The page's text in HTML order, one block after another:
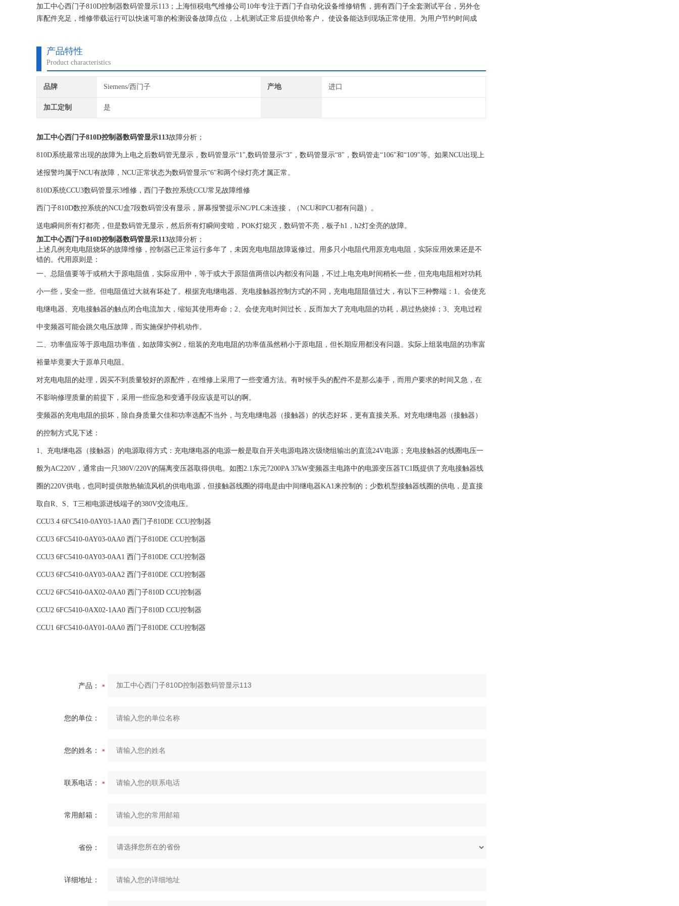
加工中心西门子810D控制器数码管显示113；上海恒税电气维修公司10年专注于西门子自动化设备维修销售，拥有西门子全套测试平台，另外仓
库配件充足，维修带载运行可以快速可靠的检测设备故障点位，上机测试正常后提供给客户， 使设备能达到现场正常使用。为用户节约时间成
产品特性
Product characteristics
品牌 Siemens/西门子 产地 进口
加工定制 是
加工中心西门子810D控制器数码管显示113故障分析；
810D系统最常出现的故障为上电之后数码管无显示，数码管显示“1",数码管显示“3"，数码管显示“8"，数码管走“106"和“109"等。如果NCU出现上
述报警均属于NCU有故障，NCU正常状态为数码管显示“6"和两个绿灯亮才属正常。
810D系统CCU3数码管显示3维修，西门子数控系统CCU常见故障维修
西门子810D数控系统的NCU盒7段数码管没有显示，屏幕报警提示NC/PLC未连接，（NCU和PCU都有问题）。
送电瞬间所有灯都亮，但是数码管无显示，然后所有灯瞬间变暗，POK灯熄灭，数码管不亮，板子h1，h2灯全亮的故障。
加工中心西门子810D控制器数码管显示113故障分析；
上述几例充电电阻烧坏的故障维修， 控制器已正常运行多年了，未因充电电阻故障返修过。用多只小电阻代用原充电电阻，实际应用效果还是不
错的。代用原则是：
一、总阻值要等于或稍大于原电阻值，实际应用中，等于或大于原阻值两倍以内都没有问题，不过上电充电时间稍长一些，但充电电阻相对功耗
小一些，安全一些。但电阻值过大就有坏处了。根据充电继电器、充电接触器控制方式的不同，充电电阻阻值过大，有以下三种弊端：1、会使充
电继电器、充电接触器的触点闭合电流加大，缩短其使用寿命；2、会使充电时间过长，反而加大了充电电阻的功耗，易过热烧掉；3、充电过程
中变频器可能会跳欠电压故障，而实施保护停机动作。
二、功率值应等于原电阻功率值，如故障实例2，组装的充电电阻的功率值虽然稍小于原电阻，但长期应用都没有问题。实际上组装电阻的功率富
裕量毕竟要大于原单只电阻。
对充电电阻的处理，因买不到质量较好的原配件，在维修上采用了一些变通方法。有时候手头的配件不是那么凑手，而用户要求的时间又急，在
不影响修理质量的前提下，采用一些应急和变通手段应该是可以的啊。
变频器的充电电阻的损坏，除自身质量欠佳和功率选配不当外，与充电继电器（接触器）的状态好坏，更有直接关系。对充电继电器（接触器）
的控制方式见下述：
1、充电继电器（接触器）的电源取得方式：充电继电器的电源一般是取自开关电源电路次级绕组输出的直流24V电源；充电接触器的线圈电压一
般为AC220V，通常由一只380V/220V的隔离变压器取得供电。如图2.1东元7200PA 37kW变频器主电路中的电源变压器TC1既提供了充电接触器线
圈的220V供电，也同时提供散热轴流风机的供电电源，但接触器线圈的得电是由中间继电器KA1来控制的；少数机型接触器线圈的供电，是直接
取自R、S、T三相电源进线端子的380V交流电压。
CCU3.4 6FC5410-0AY03-1AA0 西门子810DE CCU控制器
CCU3 6FC5410-0AY03-0AA0 西门子810DE CCU控制器
CCU3 6FC5410-0AY03-0AA1 西门子810DE CCU控制器
CCU3 6FC5410-0AY03-0AA2 西门子810DE CCU控制器
CCU2 6FC5410-0AX02-0AA0 西门子810D CCU控制器
CCU2 6FC5410-0AX02-1AA0 西门子810D CCU控制器
CCU1 6FC5410-0AY01-0AA0 西门子810DE CCU控制器
产品：
您的单位：
您的姓名：
联系电话：
常用邮箱：
省份：
详细地址：